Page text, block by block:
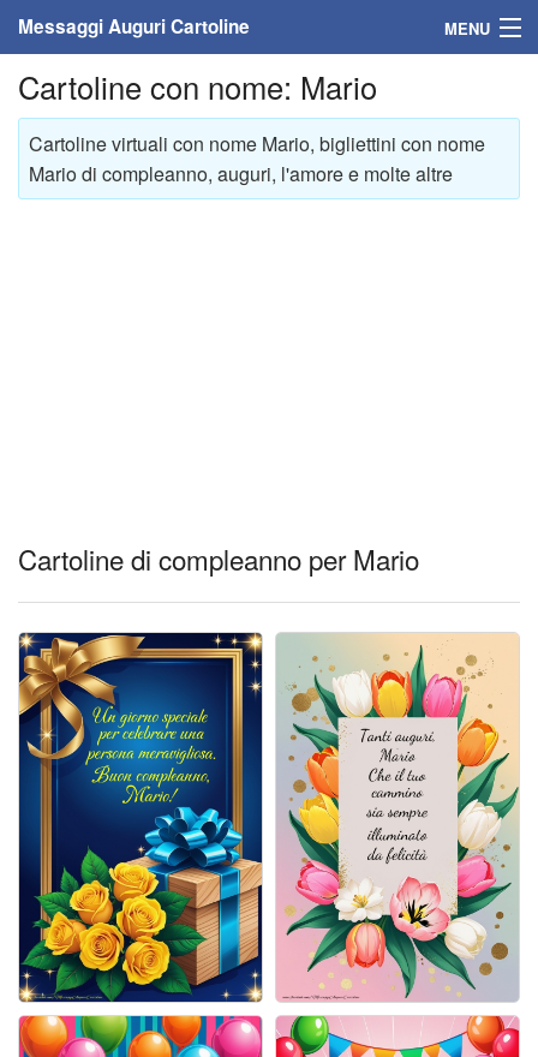
Messaggi Auguri Cartoline MENU
Home
Messaggi
Cartoline
Cartoline giorni settimana
Cartoline musicali
Cartoline animate
Accedi
Cartoline con nome: Mario
Cartoline virtuali con nome Mario, bigliettini con nome
Mario di compleanno, auguri, l'amore e molte altre
Cartoline di compleanno per Mario